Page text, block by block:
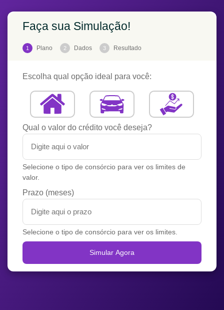
Faça sua Simulação!
1 Plano 2 Dados 3 Resultado
Escolha qual opção ideal para você:
Qual o valor do crédito você deseja?
Selecione o tipo de consórcio para ver os limites de
valor.
Prazo (meses)
Selecione o tipo de consórcio para ver os limites.
Simular Agora